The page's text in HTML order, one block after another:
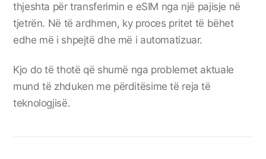
thjeshta për transferimin e eSIM nga një pajisje në
tjetrën. Në të ardhmen, ky proces pritet të bëhet
edhe më i shpejtë dhe më i automatizuar.
Kjo do të thotë që shumë nga problemet aktuale
mund të zhduken me përditësime të reja të
teknologjisë.